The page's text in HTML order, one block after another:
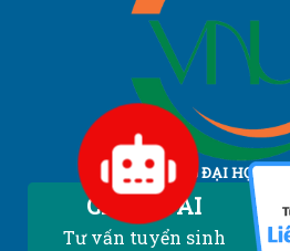
TRƯỜNG ĐẠI HỌC
Vietnam National
Chatbot AI
Tư vấn tuyển sinh